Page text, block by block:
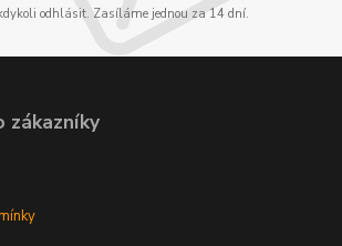
odhlásit. Zasíláme jednou za 14 dní.
zákazníky